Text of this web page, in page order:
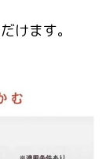
けます。